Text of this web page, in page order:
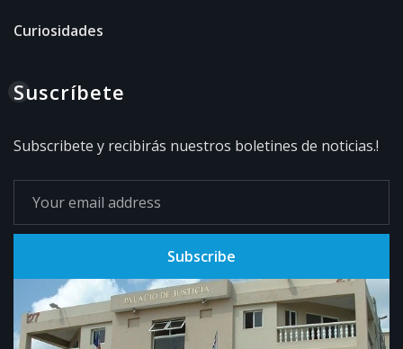
Curiosidades
Suscríbete
Subscribete y recibirás nuestros boletines de noticias.!
Subscribe